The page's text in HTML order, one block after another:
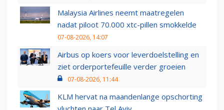
Malaysia Airlines neemt maatregelen
nadat piloot 70.000 xtc-pillen smokkelde
07-08-2026, 14:07
Airbus op koers voor leverdoelstelling en
ziet orderportefeuille verder groeien
07-08-2026, 11:44
KLM hervat na maandenlange opschorting